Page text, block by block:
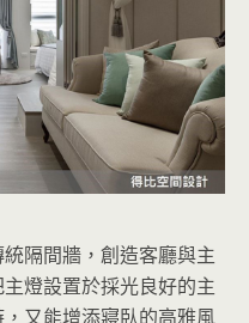
隔間牆，創造客廳與主
燈設置於採光良好的主
又能增添寢臥的高雅風